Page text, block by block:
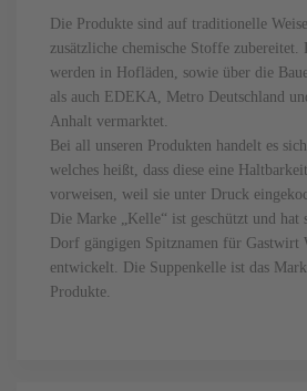
Die Produkte sind auf traditionelle
zusätzliche chemische Stoffe zubereitet.
werden in Hofläden, sowie über die
als auch EDEKA, Metro Deutschland
Anhalt vermarktet.
Bei all unseren Produkten handelt es
welches heißt, dass diese eine
vorweisen, weil sie unter Druck
Die Marke „Kelle“ ist geschützt und hat
Dorf gängigen Spitznamen für Gastwirt
entwickelt. Die Suppenkelle ist das
Produkte.